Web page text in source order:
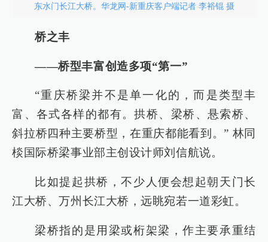
东水门长江大桥。华龙网-新重庆客户端记者 李裕锟 摄
桥之丰
——桥型丰富创造多项“第一”
“重庆桥梁并不是单一化的，而是类型丰
富、各式各样的都有。拱桥、梁桥、悬索桥、
斜拉桥四种主要桥型，在重庆都能看到。” 林同
棪国际桥梁事业部主创设计师刘信航说。
比如提起拱桥，不少人便会想起朝天门长
江大桥、万州长江大桥，远眺宛若一道彩虹。
梁桥指的是用梁或桁架梁，作主要承重结